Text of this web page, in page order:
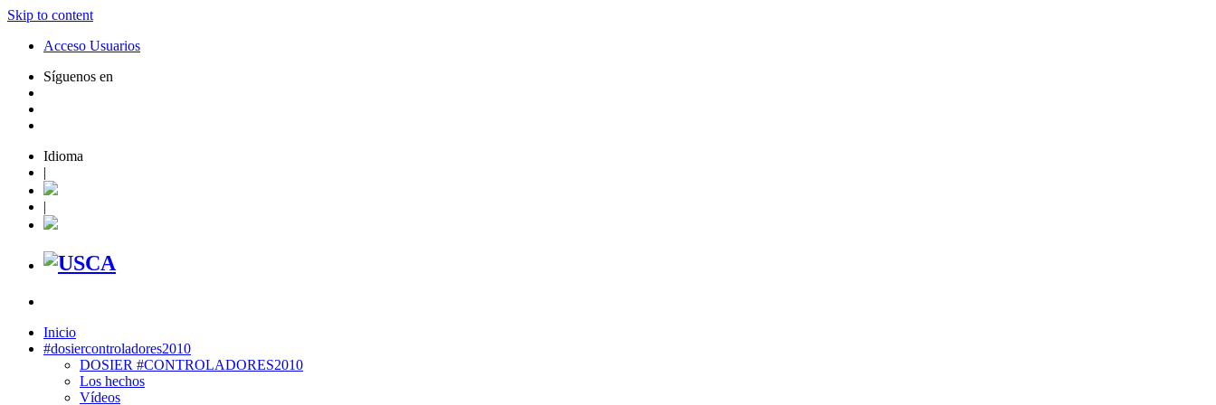
Skip to content
Acceso Usuarios
Síguenos en
Idioma
|
|
Inicio
#dosiercontroladores2010
DOSIER #CONTROLADORES2010
Los hechos
Vídeos